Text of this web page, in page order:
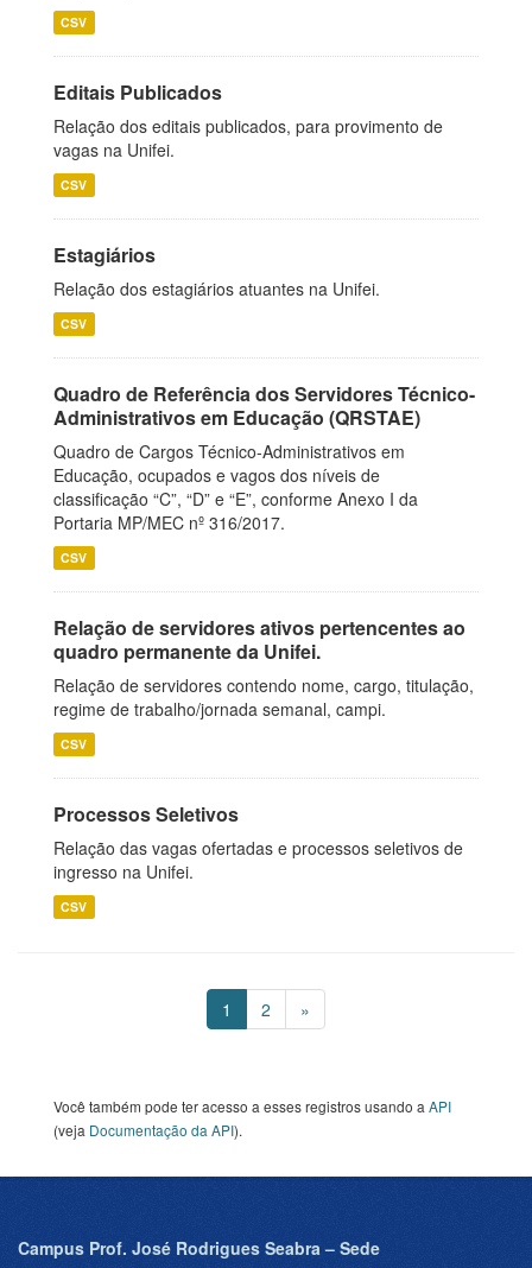
CSV
Editais Publicados
Relação dos editais publicados, para provimento de
vagas na Unifei.
CSV
Estagiários
Relação dos estagiários atuantes na Unifei.
CSV
Quadro de Referência dos Servidores Técnico-
Administrativos em Educação (QRSTAE)
Quadro de Cargos Técnico-Administrativos em
Educação, ocupados e vagos dos níveis de
classificação “C”, “D” e “E”, conforme Anexo I da
Portaria MP/MEC nº 316/2017.
CSV
Relação de servidores ativos pertencentes ao
quadro permanente da Unifei.
Relação de servidores contendo nome, cargo, titulação,
regime de trabalho/jornada semanal, campi.
CSV
Processos Seletivos
Relação das vagas ofertadas e processos seletivos de
ingresso na Unifei.
CSV
1 2 »
Você também pode ter acesso a esses registros usando a API
(veja Documentação da API).
Campus Prof. José Rodrigues Seabra – Sede